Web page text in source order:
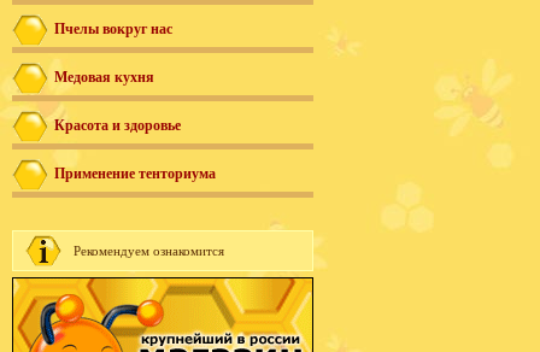
Пчелы вокруг нас
Медовая кухня
Красота и здоровье
Применение тенториума
Рекомендуем ознакомится